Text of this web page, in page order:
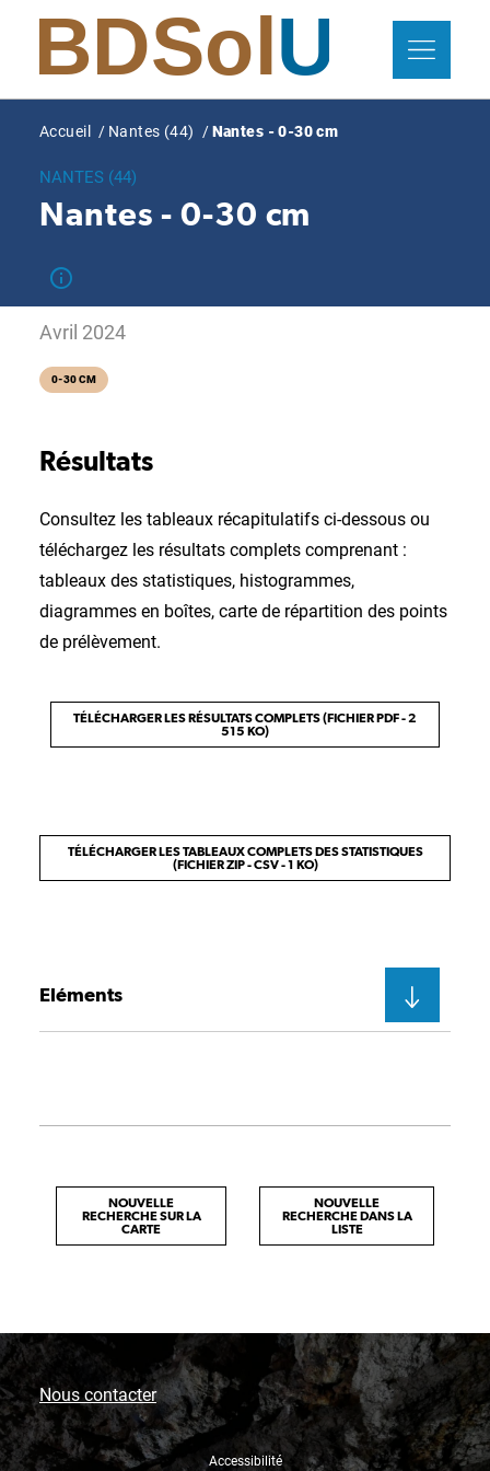
contenu
Fil
Accueil Nantes (44) Nantes - 0-30 cm
NANTES (44)
Nantes - 0-30 cm
Avril 2024
0-30 CM
Résultats
Consultez les tableaux récapitulatifs ci-dessous ou
téléchargez les résultats complets comprenant :
tableaux des statistiques, histogrammes,
diagrammes en boîtes, carte de répartition des points
de prélèvement.
TÉLÉCHARGER LES RÉSULTATS COMPLETS (FICHIER PDF - 2
515 KO)
TÉLÉCHARGER LES TABLEAUX COMPLETS DES STATISTIQUES
(FICHIER ZIP - CSV - 1 KO)
Eléments
NOUVELLE
RECHERCHE SUR LA
CARTE
NOUVELLE
RECHERCHE DANS LA
LISTE
Nous contacter
Accessibilité
Panneau de gestion des cookies